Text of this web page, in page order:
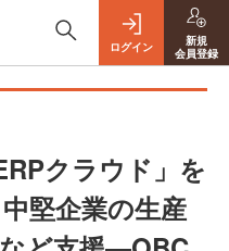
ログイン
新規
会員登録
クラウド」を
堅企業の生産